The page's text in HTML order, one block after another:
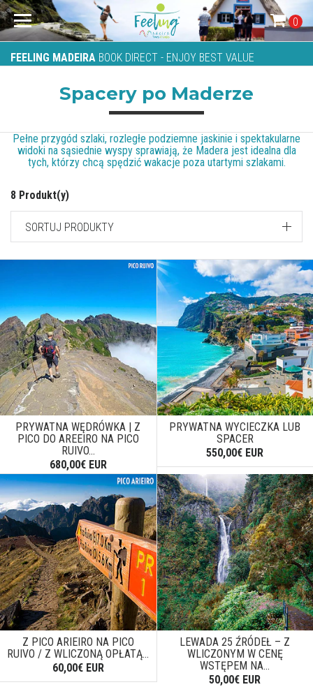
FEELING MADEIRA BOOK DIRECT - ENJOY BEST VALUE
0
Spacery po Maderze
Pełne przygód szlaki, rozległe podziemne jaskinie i spektakularne
widoki na sąsiednie wyspy sprawiają, że Madera jest idealna dla
tych, którzy chcą spędzić wakacje poza utartymi szlakami.
8 Produkt(y)
SORTUJ PRODUKTY
PRYWATNA WĘDRÓWKA | Z
PICO DO AREEIRO NA PICO
RUIVO...
680,00€ EUR
PRYWATNA WYCIECZKA LUB
SPACER
550,00€ EUR
Z PICO ARIEIRO NA PICO
RUIVO / Z WLICZONĄ OPŁATĄ...
60,00€ EUR
LEWADA 25 ŹRÓDEŁ – Z
WLICZONYM W CENĘ
WSTĘPEM NA...
50,00€ EUR